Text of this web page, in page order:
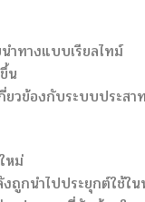
ำทางแบบเรียลไทม์
น
ยวข้องกับระบบประสาท
หม่
ถูกนำไปประยุกต์ใช้ใ